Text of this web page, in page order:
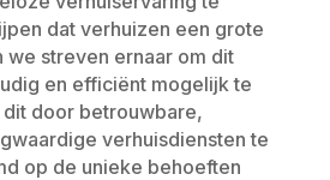
dat verhuizen een grote
we streven ernaar om dit
en efficiënt mogelijk te
dit door betrouwbare,
verhuisdiensten te
op de unieke behoeften